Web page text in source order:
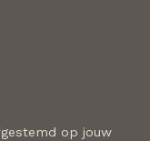
op jouw